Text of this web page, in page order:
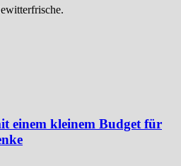
einem kleinem Budget für